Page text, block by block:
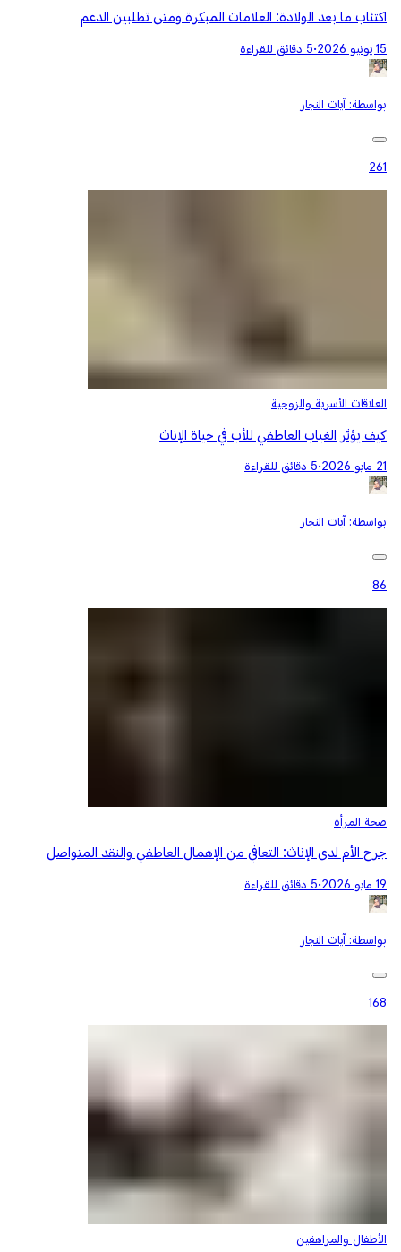
اكتئاب ما بعد الولادة: العلامات المبكرة ومتى تطلبين الدعم
15 يونيو 2026 •5 دقائق للقراءة
بواسطة: آيات النجار
261
العلاقات الأسرية والزوجية
كيف يؤثر الغياب العاطفي للأب في حياة الإناث
21 مايو 2026 •5 دقائق للقراءة
بواسطة: آيات النجار
86
صحة المرأة
جرح الأم لدى الإناث: التعافي من الإهمال العاطفي والنقد المتواصل
19 مايو 2026 •5 دقائق للقراءة
بواسطة: آيات النجار
168
الأطفال والمراهقين